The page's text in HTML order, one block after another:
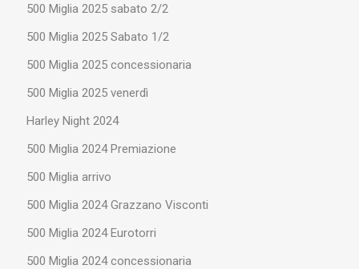
500 Miglia 2025 sabato 2/2
500 Miglia 2025 Sabato 1/2
500 Miglia 2025 concessionaria
500 Miglia 2025 venerdì
Harley Night 2024
500 Miglia 2024 Premiazione
500 Miglia arrivo
500 Miglia 2024 Grazzano Visconti
500 Miglia 2024 Eurotorri
500 Miglia 2024 concessionaria